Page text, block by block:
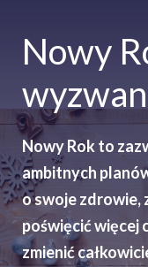
Nowy
Nowy Rok to
ambitnych
o swoje zdrowie,
poświęcić więcej
zmienić